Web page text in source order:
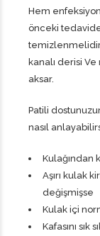
Hem
önceki tedavide
kanalı derisi
aksar.
Patili
nasıl
Kulağından
Aşırı kulak
değişmişse
Kulak içi
Kafasını sık